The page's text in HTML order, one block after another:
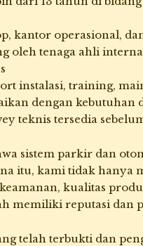
kantor operasional,
oleh tenaga ahli
instalasi, training,
dengan
teknis tersedia
sistem parkir dan
itu, kami tidak hanya
kualitas
memiliki reputasi dan
telah terbukti dan